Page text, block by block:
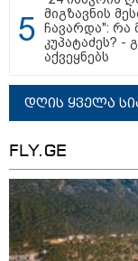
შეიძინე
მიიღე
საზოგადოება
მიგზავნის
ჩავარდა": რა
კუპატაძეს? -
აქვეყნებს
დღის ყველა
FLY.GE